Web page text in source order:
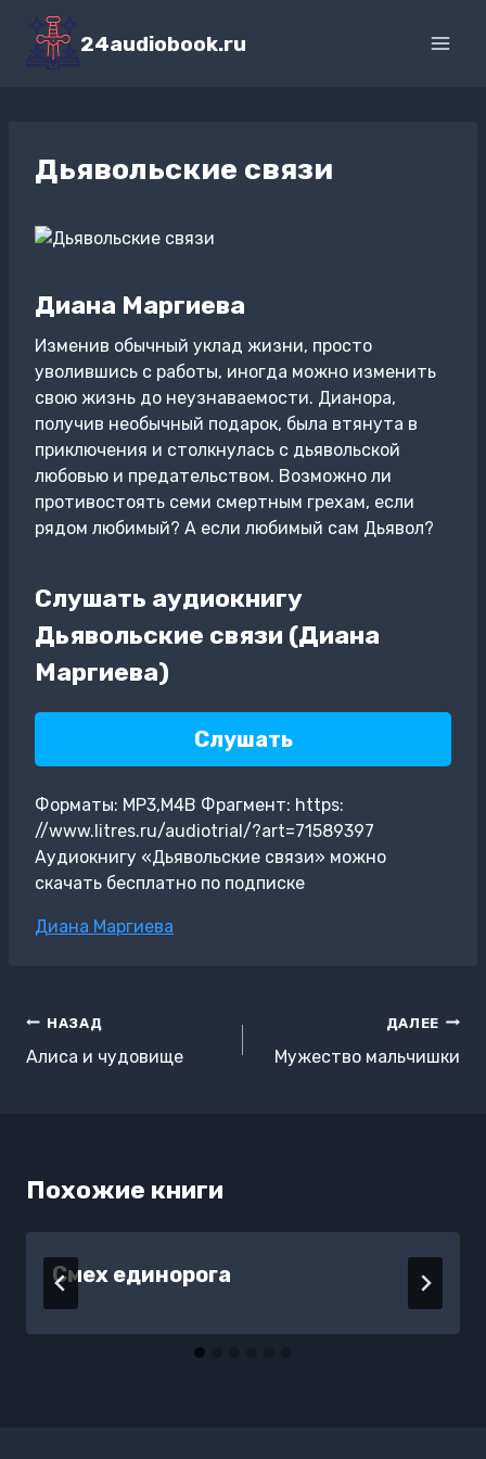
Перейти
содержимому
24audiobook.ru
Дьявольские связи
Диана Маргиева
Изменив обычный уклад жизни, просто
уволившись с работы, иногда можно изменить
свою жизнь до неузнаваемости. Дианора,
получив необычный подарок, была втянута в
приключения и столкнулась с дьявольской
любовью и предательством. Возможно ли
противостоять семи смертным грехам, если
рядом любимый? А если любимый сам Дьявол?
Слушать аудиокнигу
Дьявольские связи (Диана
Маргиева)
Слушать
Форматы: MP3,M4B Фрагмент: https:
//www.litres.ru/audiotrial/?art=71589397
Аудиокнигу «Дьявольские связи» можно
скачать бесплатно по подписке
Метки
Диана Маргиева
Навигация
по
НАЗАД
Алиса и чудовище
ДАЛЕЕ
Мужество мальчишки
Похожие книги
Смех единорога